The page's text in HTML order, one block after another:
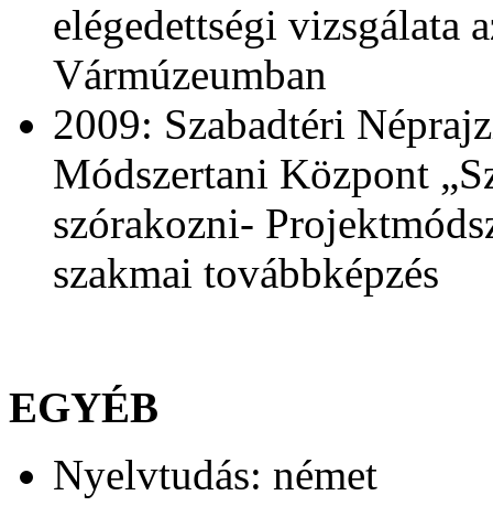
elégedettségi vizsgálata
Vármúzeumban
2009: Szabadtéri
Módszertani Központ
szórakozni-
szakmai továbbképzés
EGYÉB
Nyelvtudás: német